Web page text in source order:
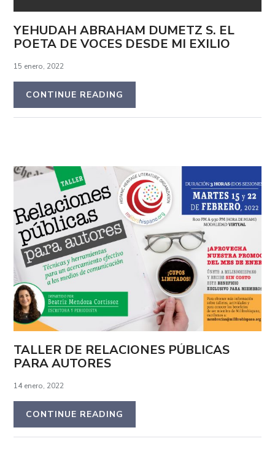
YEHUDAH ABRAHAM DUMETZ S. EL
POETA DE VOCES DESDE MI EXILIO
15 enero, 2022
CONTINUE READING
TALLER DE RELACIONES PÚBLICAS
PARA AUTORES
14 enero, 2022
CONTINUE READING